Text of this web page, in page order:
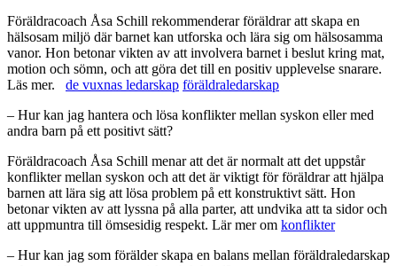
Föräldracoach Åsa Schill rekommenderar föräldrar att skapa en
hälsosam miljö där barnet kan utforska och lära sig om hälsosamma
vanor. Hon betonar vikten av att involvera barnet i beslut kring mat,
motion och sömn, och att göra det till en positiv upplevelse snarare.
Läs mer. de vuxnas ledarskap föräldraledarskap
– Hur kan jag hantera och lösa konflikter mellan syskon eller med
andra barn på ett positivt sätt?
Föräldracoach Åsa Schill menar att det är normalt att det uppstår
konflikter mellan syskon och att det är viktigt för föräldrar att hjälpa
barnen att lära sig att lösa problem på ett konstruktivt sätt. Hon
betonar vikten av att lyssna på alla parter, att undvika att ta sidor och
att uppmuntra till ömsesidig respekt. Lär mer om konflikter
– Hur kan jag som förälder skapa en balans mellan föräldraledarskap